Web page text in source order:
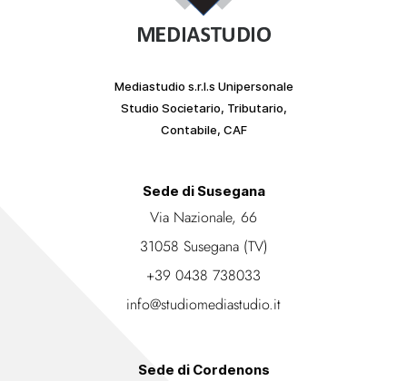
Mediastudio s.r.l.s Unipersonale
Studio Societario, Tributario,
Contabile, CAF
Sede di Susegana
Via Nazionale, 66
31058 Susegana (TV)
+39 0438 738033
info@studiomediastudio.it
Sede di Cordenons